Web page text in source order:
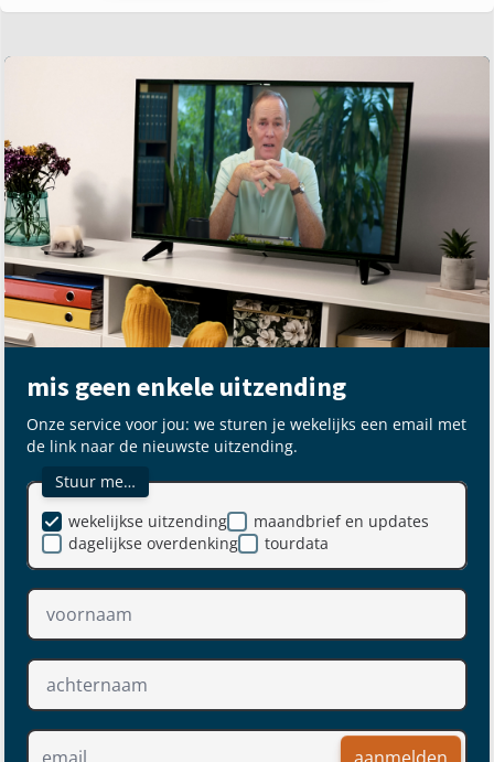
mis geen enkele uitzending
Onze service voor jou: we sturen je wekelijks een email met
de link naar de nieuwste uitzending.
Stuur me…
maandbrief en updates
dagelijkse overdenking
wekelijkse uitzending
tourdata